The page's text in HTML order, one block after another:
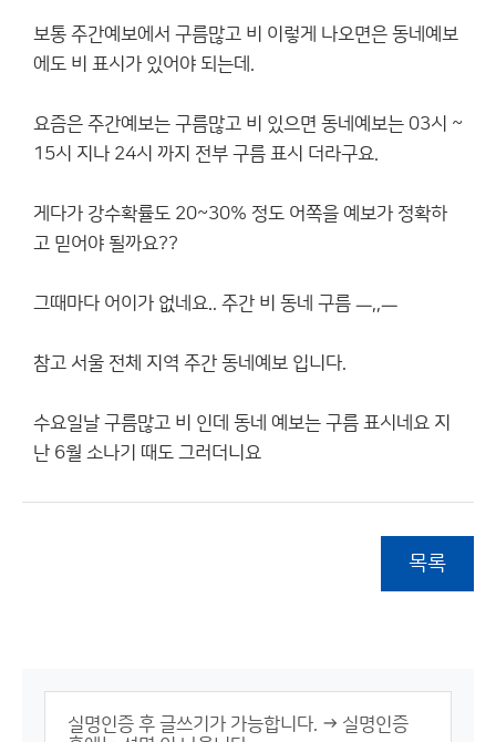
보통 주간예보에서 구름많고 비 이렇게 나오면은 동네예보
에도 비 표시가 있어야 되는데.
요즘은 주간예보는 구름많고 비 있으면 동네예보는 03시 ~
15시 지나 24시 까지 전부 구름 표시 더라구요.
게다가 강수확률도 20~30% 정도 어쪽을 예보가 정확하
고 믿어야 될까요??
그때마다 어이가 없네요.. 주간 비 동네 구름 ㅡ,,ㅡ
참고 서울 전체 지역 주간 동네예보 입니다.
수요일날 구름많고 비 인데 동네 예보는 구름 표시네요 지
난 6월 소나기 때도 그러더니요
목록